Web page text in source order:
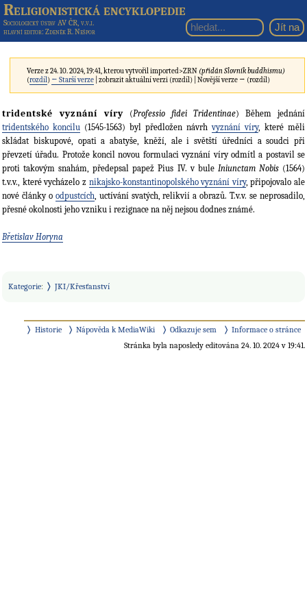
Religionistická encyklopedie
Sociologický ústav AV ČR, v.v.i.
hlavní editor: Zdeněk R. Nešpor
Verze z 24. 10. 2024, 19:41, kterou vytvořilimported>ZRN (přidán Slovník buddhismu)
(rozdíl) ← Starší verze | zobrazit aktuální verzi (rozdíl) | Novější verze → (rozdíl)
tridentské vyznání víry (Professio fidei Tridentinae) Během jednání
tridentského koncilu (1545-1563) byl předložen návrhvyznání víry, které měli
skládat biskupové, opati a abatyše, kněží, ale i světští úředníci a soudci při
převzetí úřadu. Protože koncil novou formulaci vyznání víry odmítl a postavil se
proti takovým snahám, předepsal papež Pius IV. v bule Iniunctam Nobis(1564)
t.v.v., které vycházelo z nikajsko-konstantinopolského vyznání víry, připojovalo ale
nové články o odpustcích, uctívání svatých, relikvií a obrazů. T.v.v. se neprosadilo,
přesné okolnosti jeho vzniku i rezignace na něj nejsou dodnes známé.
Břetislav Horyna
Kategorie: JKI/Křesťanství
Historie Nápověda k MediaWiki Odkazuje sem
Informace o stránce
Stránka byla naposledy editována 24. 10. 2024 v 19:41.